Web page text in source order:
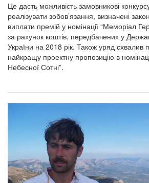
Це дасть можливість замовникові
реалізувати зобов’язання, визначені
виплати премій у номінації “Меморіал
за рахунок коштів, передбачених у
України на 2018 рік. Також уряд схвалив
найкращу проектну пропозицію в
Небесної Сотні”.